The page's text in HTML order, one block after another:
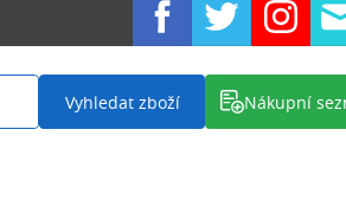
Vyhledat zboží Nákupní